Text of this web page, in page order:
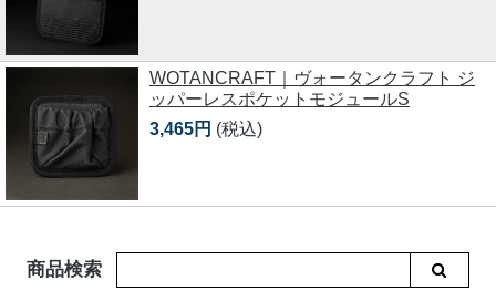
WOTANCRAFT｜ヴォータンクラフト ジ
ッパーレスポケットモジュールS
3,465円 (税込)
商品検索